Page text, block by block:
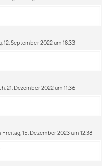
12. September 2022 um 18:33
21. Dezember 2022 um 11:36
15. Dezember 2023 um 12:38